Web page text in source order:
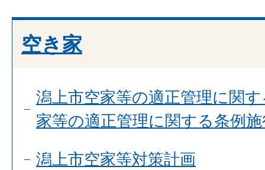
空き家
潟上市空家等の適正管理に関
家等の適正管理に関する条例
潟上市空家等対策計画